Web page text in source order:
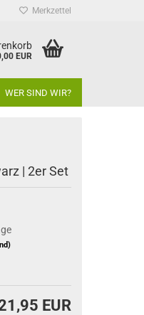
Merkzettel
EUR
WER SIND WIR?
| 2er Set
EUR